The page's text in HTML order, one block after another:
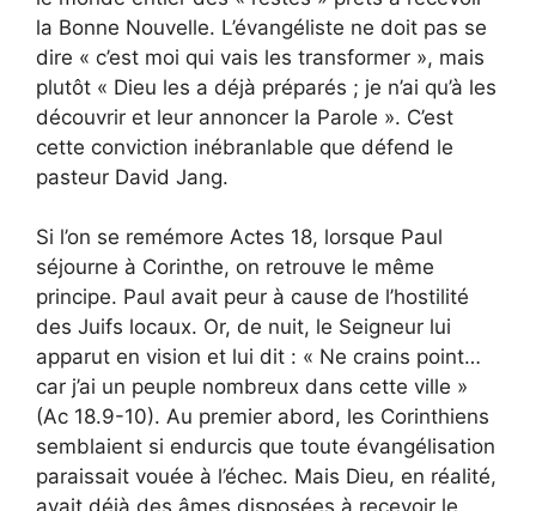
la Bonne Nouvelle. L’évangéliste ne doit pas se
dire « c’est moi qui vais les transformer », mais
plutôt « Dieu les a déjà préparés ; je n’ai qu’à les
découvrir et leur annoncer la Parole ». C’est
cette conviction inébranlable que défend le
pasteur David Jang.
Si l’on se remémore Actes 18, lorsque Paul
séjourne à Corinthe, on retrouve le même
principe. Paul avait peur à cause de l’hostilité
des Juifs locaux. Or, de nuit, le Seigneur lui
apparut en vision et lui dit : « Ne crains point…
car j’ai un peuple nombreux dans cette ville »
(Ac 18.9-10). Au premier abord, les Corinthiens
semblaient si endurcis que toute évangélisation
paraissait vouée à l’échec. Mais Dieu, en réalité,
avait déjà des âmes disposées à recevoir le